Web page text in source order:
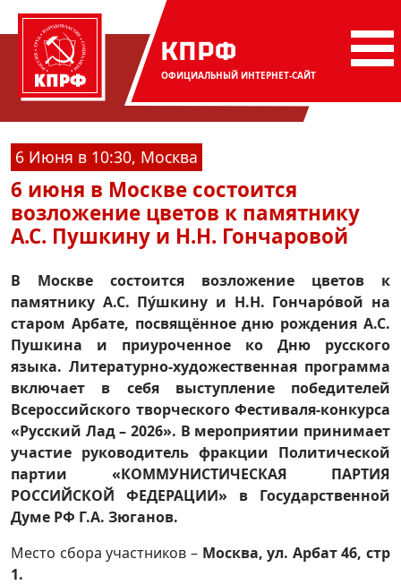
КПРФ
ОФИЦИАЛЬНЫЙ ИНТЕРНЕТ-САЙТ
6 Июня в 10:30, Москва
6 июня в Москве состоится
возложение цветов к памятнику
А.С. Пушкину и Н.Н. Гончаровой
В Москве состоится возложение цветов к
памятнику А.С. Пу́шкину и Н.Н. Гончаро́вой на
старом Арбате, посвящённоедню рождения А.С.
Пушкина и приуроченное ко Дню русского
языка. Литературно-художественная программа
включает в себя выступление победителей
Всероссийского творческого Фестиваля-конкурса
«Русский Лад – 2026». В мероприятии принимает
участие руководитель фракции Политической
партии «КОММУНИСТИЧЕСКАЯ ПАРТИЯ
РОССИЙСКОЙ ФЕДЕРАЦИИ» в
Государственной
Думе РФ Г.А. Зюганов.
Место сбора участников –Москва, ул. Арбат 46, стр
1.